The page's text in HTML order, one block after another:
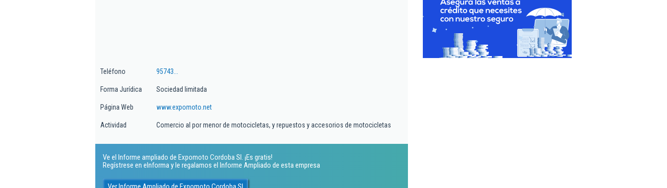
Teléfono 95743...
Forma Jurídica Sociedad limitada
Página Web www.expomoto.net
Actividad Comercio al por menor de motocicletas, y repuestos y accesorios de motocicletas
Ve el Informe ampliado de Expomoto Cordoba Sl. ¡Es gratis!
Regístrese en eInforma y le regalamos el Informe Ampliado de esta empresa